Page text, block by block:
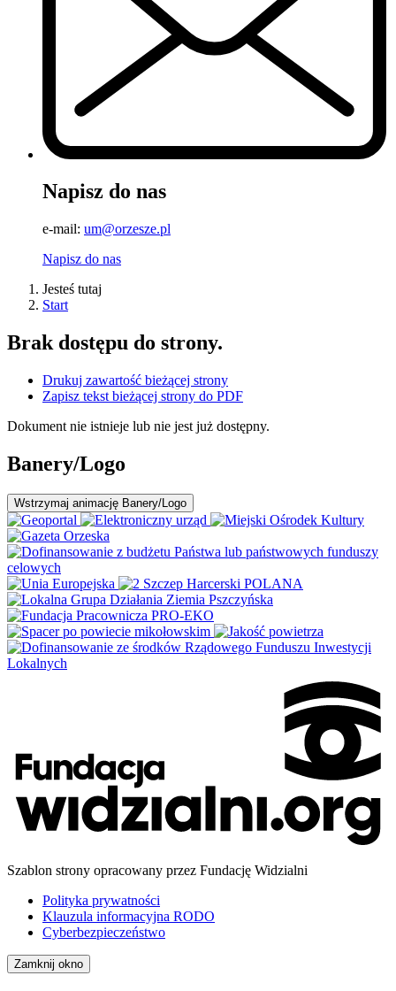
Napisz do nas
e-mail: um@orzesze.pl
Napisz do nas
Jesteś tutaj
Start
Brak dostępu do strony.
Drukuj zawartość bieżącej strony
Zapisz tekst bieżącej strony do PDF
Dokument nie istnieje lub nie jest już dostępny.
Banery/Logo
Wstrzymaj animację Banery/Logo
Szablon strony opracowany przez Fundację Widzialni
Polityka prywatności
Klauzula informacyjna RODO
Cyberbezpieczeństwo
Zamknij okno